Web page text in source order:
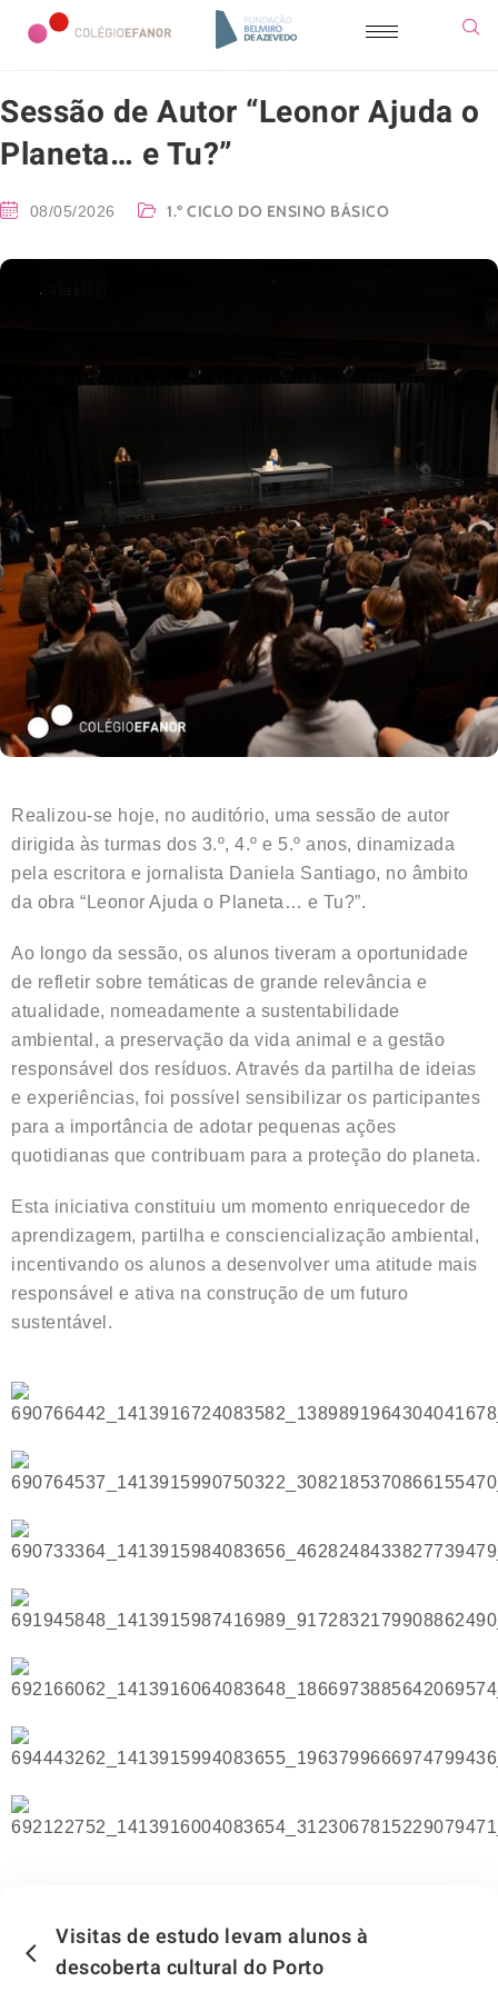
Sessão de Autor “Leonor Ajuda o
Planeta… e Tu?”
08/05/2026 1.º CICLO DO ENSINO BÁSICO
Realizou-se hoje, no auditório, uma sessão de autor
dirigida às turmas dos 3.º, 4.º e 5.º anos, dinamizada
pela escritora e jornalista Daniela Santiago, no âmbito
da obra “Leonor Ajuda o Planeta… e Tu?”.
Ao longo da sessão, os alunos tiveram a oportunidade
de refletir sobre temáticas de grande relevância e
atualidade, nomeadamente a sustentabilidade
ambiental, a preservação da vida animal e a gestão
responsável dos resíduos. Através da partilha de ideias
e experiências, foi possível sensibilizar os participantes
para a importância de adotar pequenas ações
quotidianas que contribuam para a proteção do planeta.
Esta iniciativa constituiu um momento enriquecedor de
aprendizagem, partilha e consciencialização ambiental,
incentivando os alunos a desenvolver uma atitude mais
responsável e ativa na construção de um futuro
sustentável.
Visitas de estudo levam alunos à
descoberta cultural do Porto